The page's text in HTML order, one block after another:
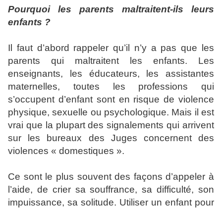
Pourquoi les parents maltraitent-ils leurs
enfants ?
Il faut d’abord rappeler qu’il n’y a pas que les
parents qui maltraitent les enfants. Les
enseignants, les éducateurs, les assistantes
maternelles, toutes les professions qui
s’occupent d’enfant sont en risque de violence
physique, sexuelle ou psychologique. Mais il est
vrai que la plupart des signalements qui arrivent
sur les bureaux des Juges concernent des
violences « domestiques ».
Ce sont le plus souvent des façons d’appeler à
l’aide, de crier sa souffrance, sa difficulté, son
impuissance, sa solitude. Utiliser un enfant pour